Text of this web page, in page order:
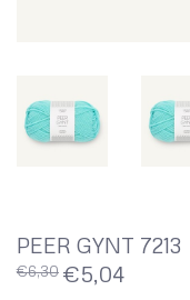
PEER GYNT 7213
€6,30 €5,04